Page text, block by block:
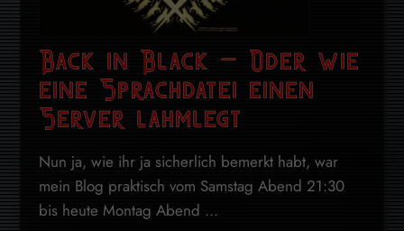
Back in Black – Oder wie
eine Sprachdatei einen
Server lahmlegt
Nun ja, wie ihr ja sicherlich bemerkt habt, war
mein Blog praktisch vom Samstag Abend 21:30
bis heute Montag Abend ...